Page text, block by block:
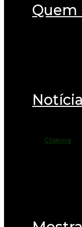
Quem
Clipping